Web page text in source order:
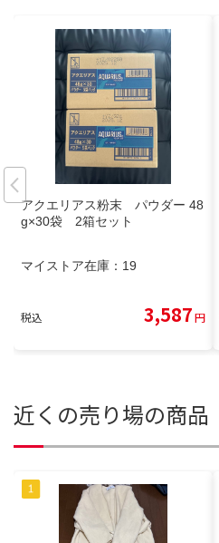
アクエリアス粉末 パウダー 48
g×30袋 2箱セット
マイストア在庫： 19
税込 3,587円
近くの売り場の商品